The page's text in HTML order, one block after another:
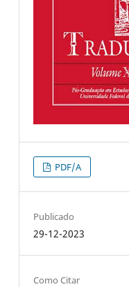
PDF/A
Publicado
29-12-2023
Como Citar